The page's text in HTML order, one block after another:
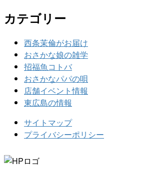
カテゴリー
西条茉倫がお届け
おさかな娘の雑学
招福魚コトバ
おさかなパパの唄
店舗イベント情報
東広島の情報
サイトマップ
プライバシーポリシー